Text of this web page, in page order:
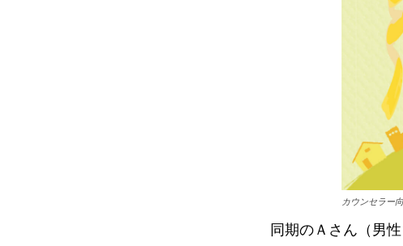
カウンセラー
同期のＡさん（男